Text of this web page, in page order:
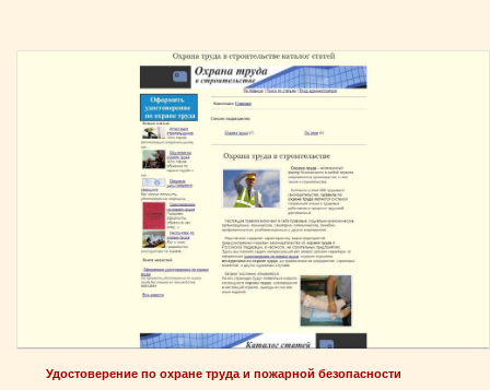
Удостоверение по охране труда и пожарной безопасности